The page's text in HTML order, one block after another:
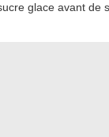
glace avant de